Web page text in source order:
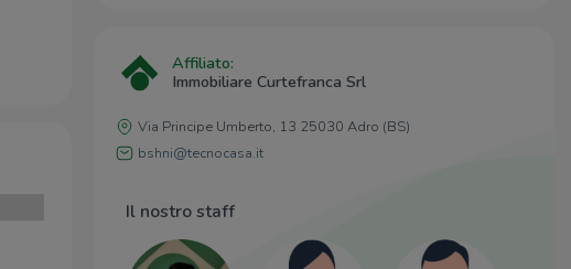
Affiliato:
Immobiliare Curtefranca Srl
Via Principe Umberto, 13 25030 Adro (BS)
bshni@tecnocasa.it
Il nostro staff